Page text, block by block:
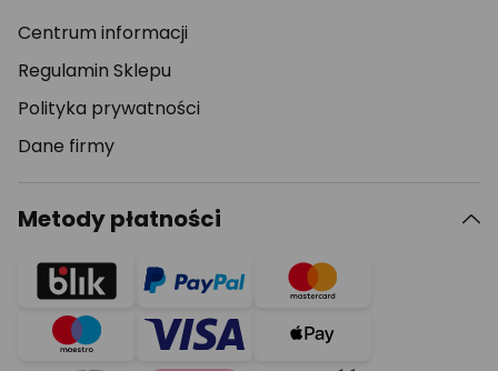
Centrum informacji
Regulamin Sklepu
Polityka prywatności
Dane firmy
Metody płatności